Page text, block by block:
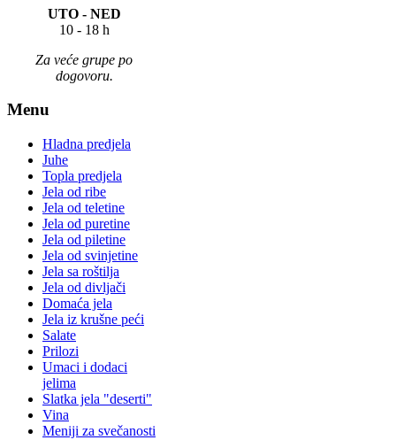
UTO - NED
10 - 18 h
Za veće grupe po
dogovoru.
Menu
Hladna predjela
Juhe
Topla predjela
Jela od ribe
Jela od teletine
Jela od puretine
Jela od piletine
Jela od svinjetine
Jela sa roštilja
Jela od divljači
Domaća jela
Jela iz krušne peći
Salate
Prilozi
Umaci i dodaci
jelima
Slatka jela "deserti"
Vina
Meniji za svečanosti